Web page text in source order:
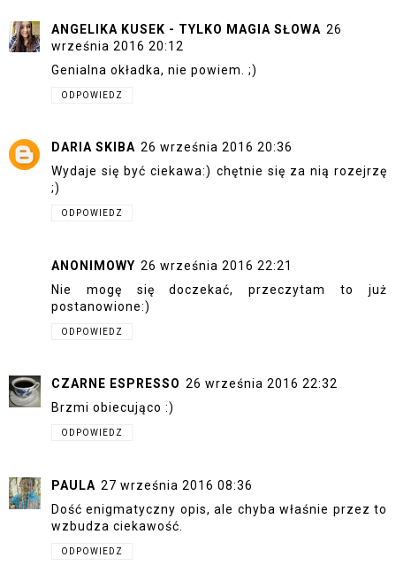
ANGELIKA KUSEK - TYLKO MAGIA SŁOWA 26
września 2016 20:12
Genialna okładka, nie powiem. ;)
ODPOWIEDZ
DARIA SKIBA 26 września 2016 20:36
Wydaje się być ciekawa:) chętnie się za nią rozejrzę
;)
ODPOWIEDZ
ANONIMOWY 26 września 2016 22:21
Nie mogę się doczekać, przeczytam to już
postanowione:)
ODPOWIEDZ
CZARNE ESPRESSO 26 września 2016 22:32
Brzmi obiecująco :)
ODPOWIEDZ
PAULA 27 września 2016 08:36
Dość enigmatyczny opis, ale chyba właśnie przez to
wzbudza ciekawość.
ODPOWIEDZ